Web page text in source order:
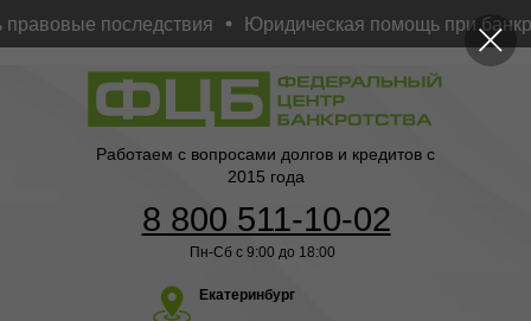
последствия Юридическая помощь при
8 800 511-10-02
Пн-Сб с 9:00 до 18:00
Екатеринбург
Работаем с вопросами долгов и кредитов с
2015 года